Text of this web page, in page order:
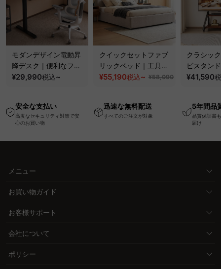
モダンデザイン電動昇
降デスク｜便利なフッ
ク・コンセント・
ー機能搭載ワークデス
ク
¥29,990税込~
クイックセットファブ
リックベッド｜工具不
要で組み立てられるク
¥55,190税込~ ¥58,090
クラシッ
ビスタン
100kgの
¥41,590
安全な支払い
高度なセキュリティ対策で安
心のお買い物
迅速な無料配送
すべてのご注文が対象
5年間品
品質保証書
届け
メニュー
お買い物ガイド
お客様サポート
会社について
ポリシー